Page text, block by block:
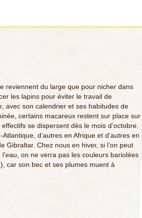
reviennent du large que pour nicher dans
les lapins pour éviter le travail de
avec son calendrier et ses habitudes de
certains macareux restent sur place sur
se dispersent dès le mois d’octobre.
d’autres en Afrique et d’autres en
Gibraltar. Chez nous en hiver, si l’on peut
on ne verra pas les couleurs bariolées
car son bec et ses plumes muent à